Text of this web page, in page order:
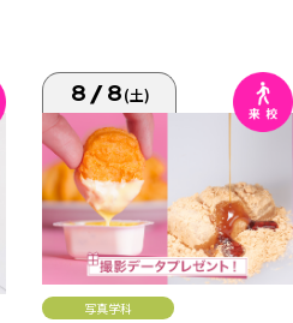
8/8(土)
写真学科